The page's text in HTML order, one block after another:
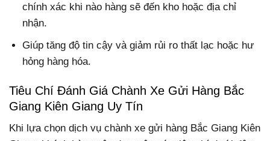
chính xác khi nào hàng sẽ đến kho hoặc địa chỉ
nhận.
Giúp tăng độ tin cậy và giảm rủi ro thất lạc hoặc hư
hỏng hàng hóa.
Tiêu Chí Đánh Giá Chành Xe Gửi Hàng Bắc
Giang Kiên Giang Uy Tín
Khi lựa chọn dịch vụ chành xe gửi hàng Bắc Giang Kiên